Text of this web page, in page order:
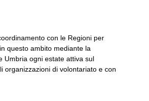
con le Regioni per
questo ambito mediante la
Umbria ogni estate attiva sul
organizzazioni di volontariato e con